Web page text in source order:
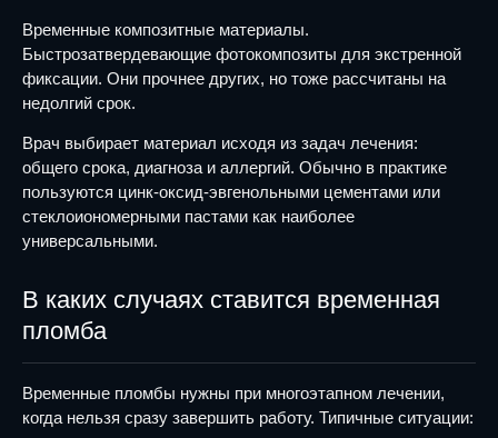
Временные композитные материалы.
Быстрозатвердевающие фотокомпозиты для экстренной
фиксации. Они прочнее других, но тоже рассчитаны на
недолгий срок.
Врач выбирает материал исходя из задач лечения:
общего срока, диагноза и аллергий. Обычно в практике
пользуются цинк-оксид-эвгенольными цементами или
стеклоиономерными пастами как наиболее
универсальными.
В каких случаях ставится временная
пломба
Временные пломбы нужны при многоэтапном лечении,
когда нельзя сразу завершить работу. Типичные ситуации: